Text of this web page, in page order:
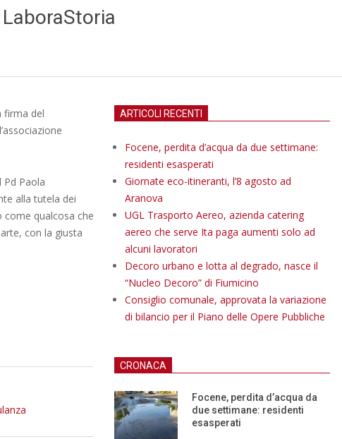
firma del
Pd Paola
alla tutela dei
come qualcosa che
con la giusta
ARTICOLI RECENTI
Focene, perdita d’acqua da due settimane:
residenti esasperati
Giornate eco-itineranti, l’8 agosto ad
Aranova
UGL Trasporto Aereo, azienda catering
aereo che serve Ita paga aumenti solo ad
alcuni lavoratori
Decoro urbano e lotta al degrado, nasce il
“Nucleo Decoro” di Fiumicino
Consiglio comunale, approvata la variazione
di bilancio per il Piano delle Opere Pubbliche
CRONACA
Focene, perdita d’acqua da
due settimane: residenti
esasperati